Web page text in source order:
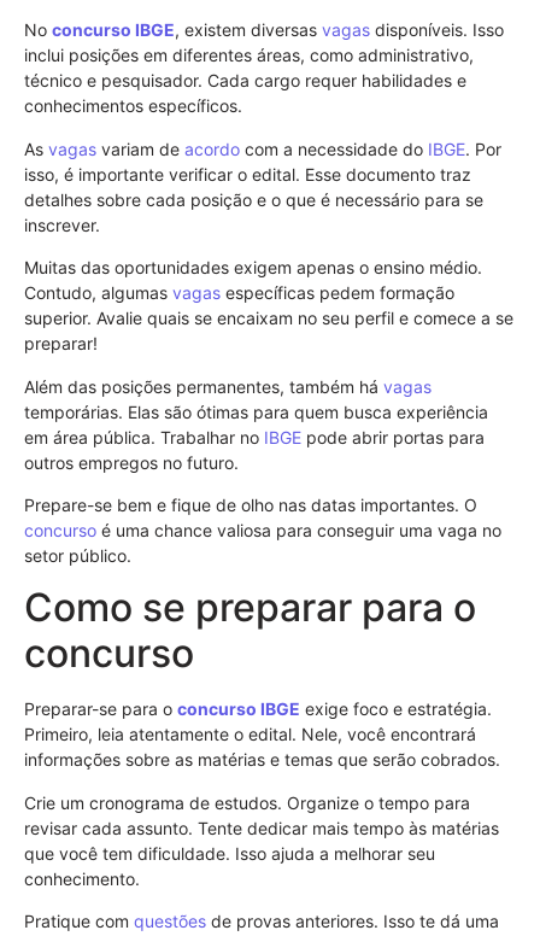
No concurso IBGE, existem diversas vagas disponíveis. Isso
inclui posições em diferentes áreas, como administrativo,
técnico e pesquisador. Cada cargo requer habilidades e
conhecimentos específicos.
As vagas variam de acordo com a necessidade do IBGE. Por
isso, é importante verificar o edital. Esse documento traz
detalhes sobre cada posição e o que é necessário para se
inscrever.
Muitas das oportunidades exigem apenas o ensino médio.
Contudo, algumas vagas específicas pedem formação
superior. Avalie quais se encaixam no seu perfil e comece a se
preparar!
Além das posições permanentes, também há vagas
temporárias. Elas são ótimas para quem busca experiência
em área pública. Trabalhar no IBGE pode abrir portas para
outros empregos no futuro.
Prepare-se bem e fique de olho nas datas importantes. O
concurso é uma chance valiosa para conseguir uma vaga no
setor público.
Como se preparar para o
concurso
Preparar-se para o concurso IBGE exige foco e estratégia.
Primeiro, leia atentamente o edital. Nele, você encontrará
informações sobre as matérias e temas que serão cobrados.
Crie um cronograma de estudos. Organize o tempo para
revisar cada assunto. Tente dedicar mais tempo às matérias
que você tem dificuldade. Isso ajuda a melhorar seu
conhecimento.
Pratique com questões de provas anteriores. Isso te dá uma